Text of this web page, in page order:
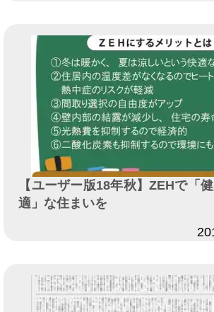
【ユーザー版18年秋】ZEHで「
適」な住まいを